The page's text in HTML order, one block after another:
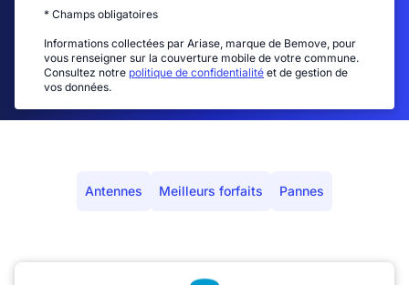
* Champs obligatoires
Informations collectées par Ariase, marque de Bemove, pour
vous renseigner sur la couverture mobile de votre commune.
Consultez notre politique de confidentialité et de gestion de
vos données.
Antennes Meilleurs forfaits Pannes